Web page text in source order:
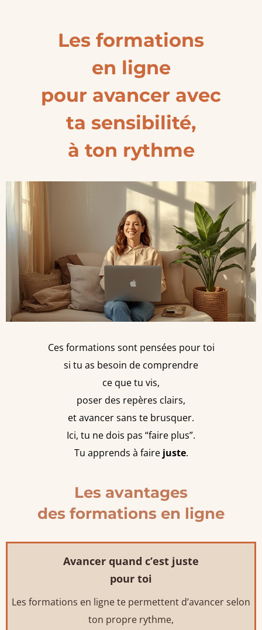
Les formations
en ligne
pour avancer avec
ta sensibilité,
à ton rythme
Ces formations sont pensées pour toi
si tu as besoin de comprendre
ce que tu vis,
poser des repères clairs,
et avancer sans te brusquer.
Ici, tu ne dois pas “faire plus”.
Tu apprends à faire juste.
Les avantages
des formations en ligne
Avancer quand c’est juste
pour toi
Les formations en ligne te permettent d’avancer selon
ton propre rythme,